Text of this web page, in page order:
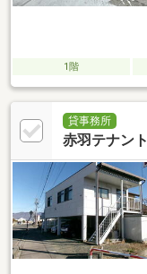
1階
貸事務所
赤羽テナント